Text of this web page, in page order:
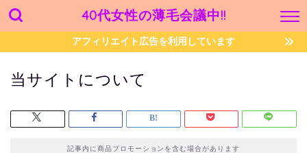
40代女性の薄毛会議中!!
アフィリエイト広告を利用しています
当サイトについて
記事内に商品プロモーションを含む場合があります